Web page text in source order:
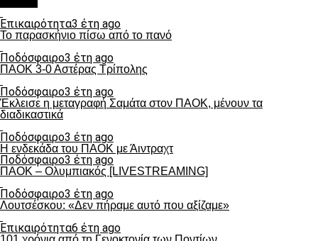
Επικαιρότητα3 έτη ago
Το παρασκήνιο πίσω από το πανό
Ποδόσφαιρο3 έτη ago
ΠΑΟΚ 3-0 Αστέρας Τρίπολης
Ποδόσφαιρο3 έτη ago
Έκλεισε η μεταγραφή Σαμάτα στον ΠΑΟΚ, μένουν τα
διαδικαστικά
Ποδόσφαιρο3 έτη ago
Η ενδεκάδα του ΠΑΟΚ με Άιντραχτ
Ποδόσφαιρο3 έτη ago
ΠΑΟΚ – Ολυμπιακός [LIVESTREAMING]
Ποδόσφαιρο3 έτη ago
Λουτσέσκου: «Δεν πήραμε αυτό που αξίζαμε»
Επικαιρότητα6 έτη ago